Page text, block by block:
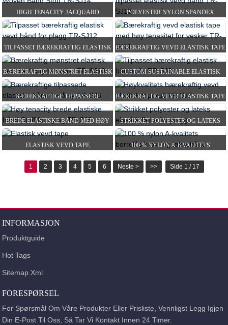
HJEM PRODUKTER
HIGH TENACITY JACQUARD
STRETCH WOVEN BAND FABRI...
POLYESTER NYLON SPANDEX
TILPASSET ELASTISK VEV...
TILPASSET BÆREKRAFTIG ELASTISK
VEVD BÅND FOR G...
BÆREKRAFTIG VEVD ELASTISK TAPE
MED HØY TENASITET...
BÆREKRAFTIG MØNSTRET ELASTISK
NETT MED HØY TENASITET...
CUSTOM SUSTAINABLE ELASTISK
WEBBING TAPE ROLL TR...
BÆREKRAFTIGE TILPASSEDE
ELASTISKE BÅND FOR Å SY TR-SJ8
BÆREKRAFTIG VEVD ELASTISK TAPE
AV HØY KVALITET...
BREDE ELASTISKE BÅND MED HØY
TENASITET FOR SY...
STRIKKET POLYESTER OG LATEKS
ELASTISK FLETTE FOR G...
ELASTISK VEVD TAPE
100 % NYLON A-KVALITETS
BORRELÅS KROK OG LØKKE...
1
2 3 4 5 6 Neste > >> Side 1 / 17
INFORMASJON
Produktguide
Hot Tags
Sitemap.xml
FORESPØRSEL
For Spørsmål Om Våre Produkter Eller Prisliste, Vennligst Legg Igjen
Din E-Post Til Oss, Så Tar Vi Kontakt Innen 24 Timer.